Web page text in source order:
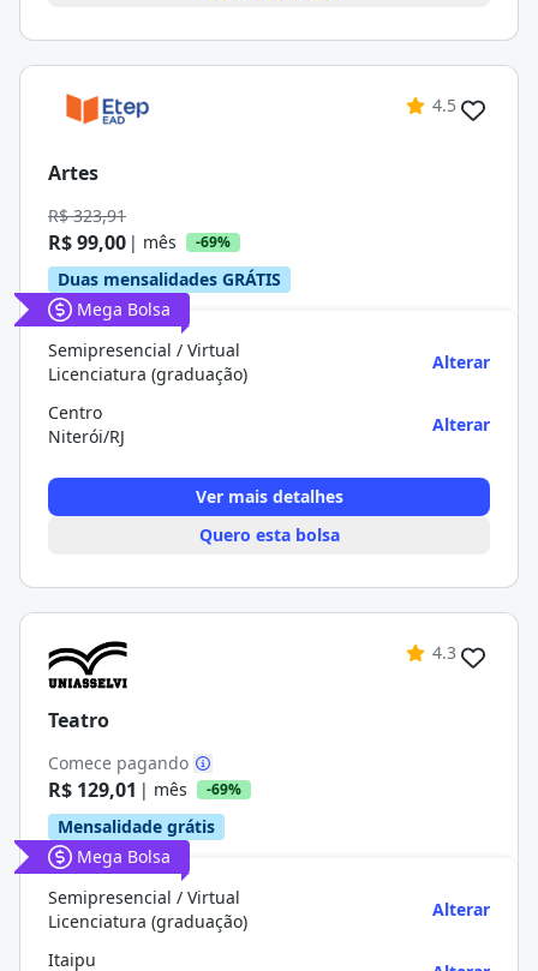
4.5
Artes
R$ 323,91
R$ 99,00 | mês -69%
Duas mensalidades GRÁTIS
Mega Bolsa
Semipresencial / Virtual
Licenciatura (graduação)
Alterar
Centro
Niterói/RJ
Alterar
Ver mais detalhes
Quero esta bolsa
4.3
Teatro
Comece pagando
R$ 129,01 | mês -69%
Mensalidade grátis
Mega Bolsa
Semipresencial / Virtual
Licenciatura (graduação)
Alterar
Itaipu